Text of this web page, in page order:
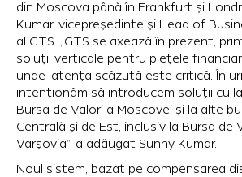
din Moscova până în Frankfurt și
Kumar, vicepreședinte și Head of
al GTS. „GTS se axează în prezent,
soluții verticale pentru piețele
unde latența scăzută este critică. În
intenționăm să introducem soluții cu
Bursa de Valori a Moscovei și la alte
Centrală și de Est, inclusiv la Bursa de
Varșovia”, a adăugat Sunny Kumar.
Noul sistem, bazat pe compensarea